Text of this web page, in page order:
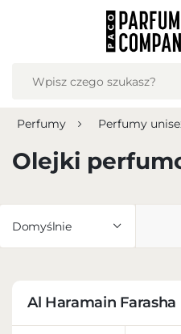
Perfumy Perfumy
Olejki
Domyślnie
Al Haramain
USTAWIENIA
Język
polski
Polish zloty (PLN)